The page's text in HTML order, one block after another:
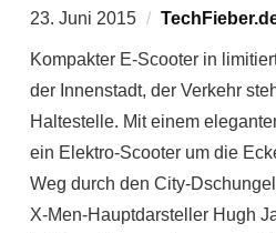
23. Juni 2015
Kompakter E-Scooter in
der Innenstadt, der Verkehr
Haltestelle. Mit einem
ein Elektro-Scooter um die
Weg durch den City-
X-Men-Hauptdarsteller Hugh